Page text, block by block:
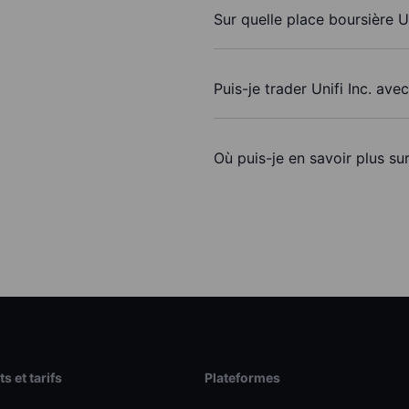
Sur quelle place boursière
Puis-je trader Unifi Inc.
Où puis-je en savoir plus
et tarifs Plateformes